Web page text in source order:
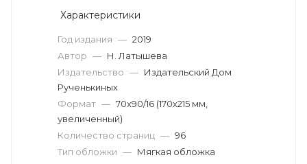
Характеристики
Год издания — 2019
Автор — Н. Латышева
Издательство — Издательский Дом
Рученькиных
Формат — 70х90/16 (170х215 мм,
увеличенный)
Количество страниц — 96
Тип обложки — Мягкая обложка